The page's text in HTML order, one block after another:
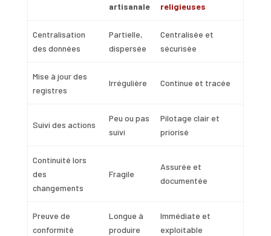
artisanale
religieuses
Centralisation
des données
Partielle,
dispersée
Centralisée et
sécurisée
Mise à jour des
registres
Irrégulière Continue et tracée
Suivi des actions
Peu ou pas
suivi
Pilotage clair et
priorisé
Continuité lors
des
changements
Fragile
Assurée et
documentée
Preuve de
conformité
Longue à
produire
Immédiate et
exploitable